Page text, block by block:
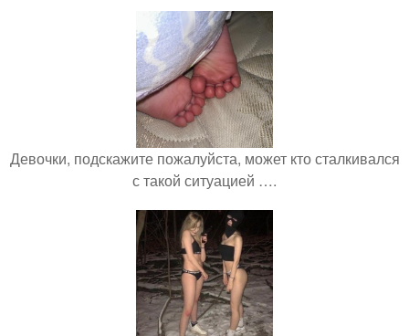
Девочки, подскажите пожалуйста, может кто сталкивался
с такой ситуацией ….